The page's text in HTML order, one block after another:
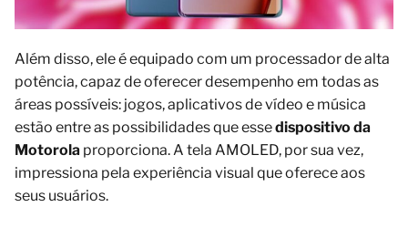
Além disso, ele é equipado com um processador de alta
potência, capaz de oferecer desempenho em todas as
áreas possíveis: jogos, aplicativos de vídeo e música
estão entre as possibilidades que essedispositivo da
Motorola proporciona. A tela AMOLED, por sua vez,
impressiona pela experiência visual que oferece aos
seus usuários.